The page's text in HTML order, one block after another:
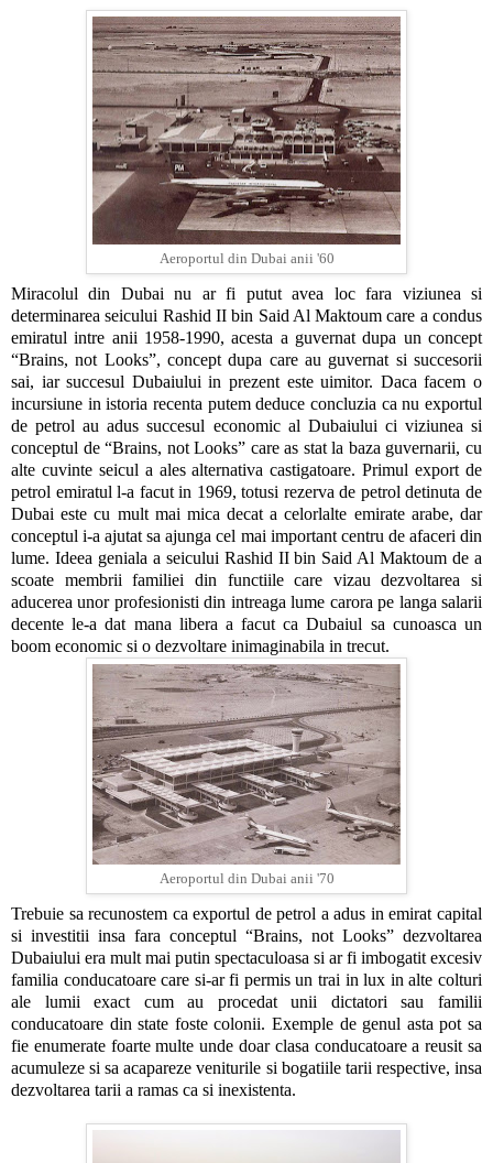
Aeroportul din Dubai anii '60
Miracolul din Dubai nu ar fi putut avea loc fara viziunea si
determinarea seicului Rashid II bin Said Al Maktoum care a condus
emiratul intre anii 1958-1990, acesta a guvernat dupa un concept
“Brains, not Looks”, concept dupa care au guvernat si succesorii
sai, iar succesul Dubaiului in prezent este uimitor. Daca facem o
incursiune in istoria recenta putem deduce concluzia ca nu exportul
de petrol au adus succesul economic al Dubaiului ci viziunea si
conceptul de “Brains, not Looks” care as stat la baza guvernarii, cu
alte cuvinte seicul a ales alternativa castigatoare. Primul export de
petrol emiratul l-a facut in 1969, totusi rezerva de petrol detinuta de
Dubai este cu mult mai mica decat a celorlalte emirate arabe, dar
conceptul i-a ajutat sa ajunga cel mai important centru de afaceri din
lume. Ideea geniala a seicului Rashid II bin Said Al Maktoum de a
scoate membrii familiei din functiile care vizau dezvoltarea si
aducerea unor profesionisti din intreaga lume carora pe langa salarii
decente le-a dat mana libera a facut ca Dubaiul sa cunoasca un
boom economic si o dezvoltare inimaginabila in trecut.
Aeroportul din Dubai anii '70
Trebuie sa recunostem ca exportul de petrol a adus in emirat capital
si investitii insa fara conceptul “Brains, not Looks” dezvoltarea
Dubaiului era mult mai putin spectaculoasa si ar fi imbogatit excesiv
familia conducatoare care si-ar fi permis un trai in lux in alte colturi
ale lumii exact cum au procedat unii dictatori sau familii
conducatoare din state foste colonii. Exemple de genul asta pot sa
fie enumerate foarte multe unde doar clasa conducatoare a reusit sa
acumuleze si sa acapareze veniturile si bogatiile tarii respective, insa
dezvoltarea tarii a ramas ca si inexistenta.